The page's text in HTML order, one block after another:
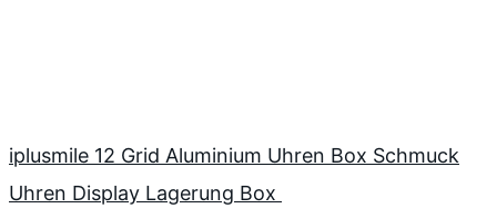
iplusmile 12 Grid Aluminium Uhren Box Schmuck
Uhren Display Lagerung Box